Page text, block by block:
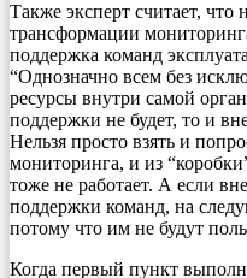
Также эксперт считает,
трансформации
поддержка команд
“Однозначно всем без
ресурсы внутри самой
поддержки не будет, то и
Нельзя просто взять и
мониторинга, и из
тоже не работает. А если
поддержки команд, на
потому что им не будут
Когда первый пункт